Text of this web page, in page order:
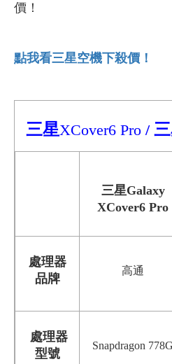
價！
點我看三星空機下殺價！
三星XCover6 Pro /
三星Galaxy
XCover6 Pro
處理器
品牌
高通
處理器
型號
Snapdragon 778G